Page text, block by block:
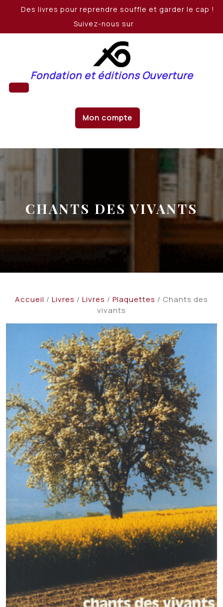
Des livres pour reprendre souffle et garder le cap !
Suivez-nous sur
Fondation et éditions Ouverture
Mon compte
CHANTS DES VIVANTS
Accueil / Livres / Livres / Plaquettes / Chants des
vivants